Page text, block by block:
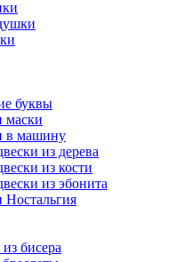
буквы
маски
в машину
из дерева
из кости
из эбонита
Ностальгия
бисера